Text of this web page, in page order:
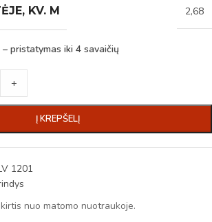
KV. M 2,68
pristatymas iki 4 savaičių
+
Į KREPŠELĮ
1201
nuo matomo nuotraukoje.